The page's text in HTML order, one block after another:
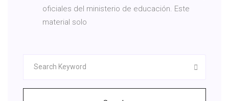
oficiales del ministerio de educación. Este
material solo